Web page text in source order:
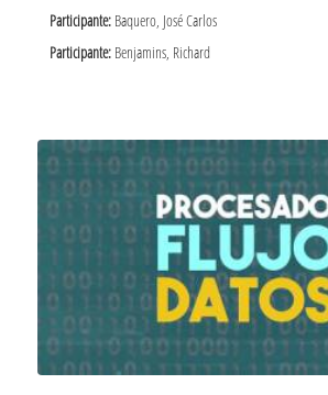
Participante: Baquero, José Carlos
Participante: Benjamins, Richard